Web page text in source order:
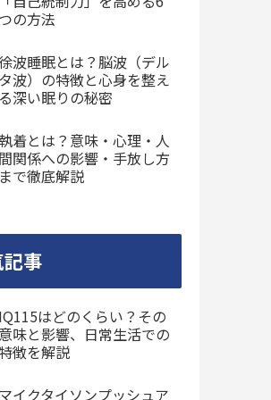
つの方法
波睡眠とは？脳波（デル
タ波）の特徴と心身を整え
る深い眠りの秘密
着とは？意味・心理・人
間関係への影響・手放し方
まで徹底解説
記事
IQ115はどのくらい？その
意味と影響、日常生活での
特徴を解説
マイクタイソンプッシュア